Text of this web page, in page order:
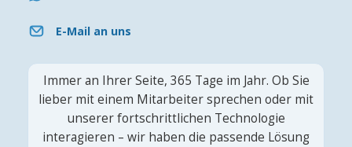
E-Mail an uns
Immer an Ihrer Seite, 365 Tage im Jahr. Ob Sie
lieber mit einem Mitarbeiter sprechen oder mit
unserer fortschrittlichen Technologie
interagieren – wir haben die passende Lösung